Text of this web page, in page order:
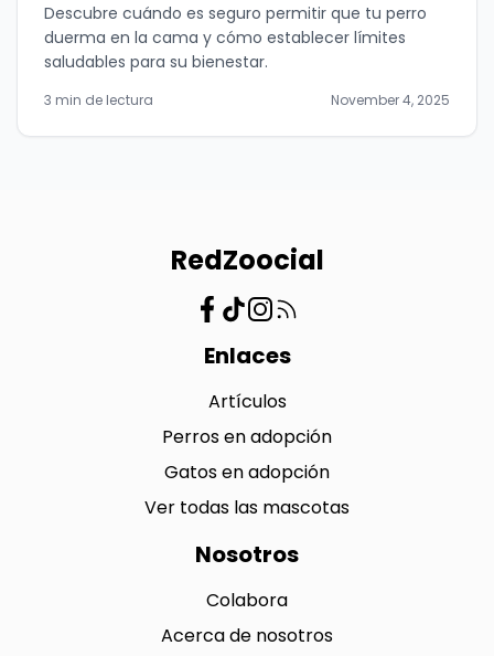
Descubre cuándo es seguro permitir que tu perro
duerma en la cama y cómo establecer límites
saludables para su bienestar.
3 min de lectura November 4, 2025
RedZoocial
Enlaces
Artículos
Perros en adopción
Gatos en adopción
Ver todas las mascotas
Nosotros
Colabora
Acerca de nosotros